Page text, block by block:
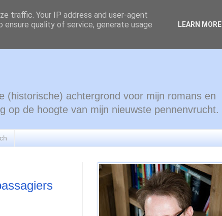
(historische) achtergrond voor mijn romans en
op de hoogte van mijn nieuwste pennenvrucht.
traffic. Your IP address and user-agent
quality of service, generate usage
LEARN MORE